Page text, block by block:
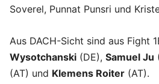
Soverel, Punnat Punsri und
Aus DACH-Sicht sind aus Fight
Wysotchanski (DE), Samuel Ju
(AT) und Klemens Roiter (AT).